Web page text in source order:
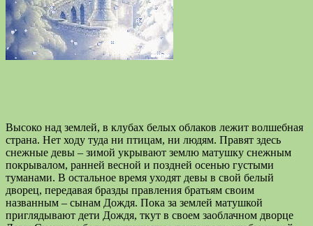
Высоко над землей, в клубах белых облаков лежит волшебная
страна. Нет ходу туда ни птицам, ни людям. Правят здесь
снежные девы – зимой укрывают землю матушку снежным
покрывалом, ранней весной и поздней осенью густыми
туманами. В остальное время уходят девы в свой белый
дворец, передавая бразды правления братьям своим
названным – сынам Дождя. Пока за землей матушкой
приглядывают дети Дождя, ткут в своем заоблачном дворце